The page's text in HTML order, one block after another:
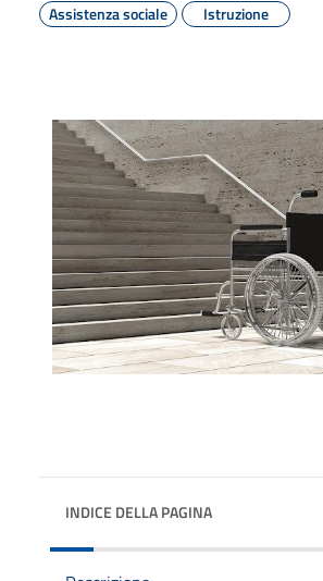
Assistenza sociale
Istruzione
INDICE DELLA PAGINA